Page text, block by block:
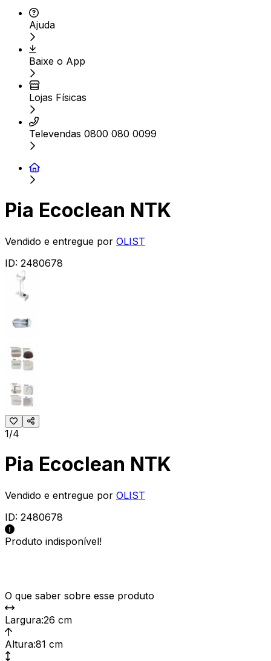
Ajuda
Baixe o App
Lojas Físicas
Televendas 0800 080 0099
Pia Ecoclean NTK
Vendido e entregue por OLIST
ID: 2480678
1/4
Pia Ecoclean NTK
Vendido e entregue por OLIST
ID: 2480678
Produto indisponível!
O que saber sobre esse produto
Largura:26 cm
Altura:81 cm